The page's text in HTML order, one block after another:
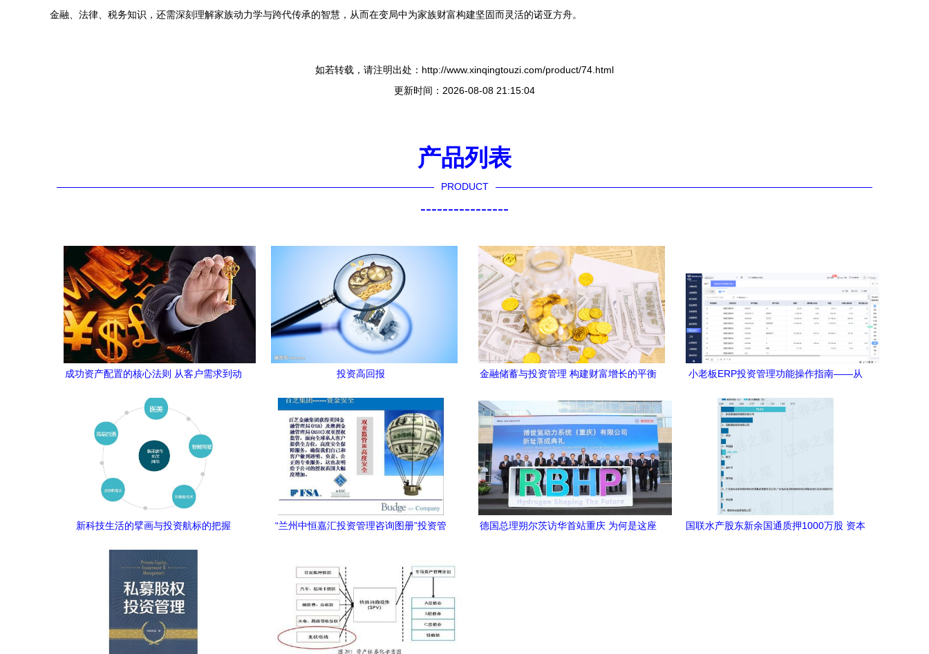
金融、法律、税务知识，还需深刻理解家族动力学与跨代传承的智慧，从而在变局中为家族财富构建坚固而灵活的诺亚方舟。
如若转载，请注明出处：http://www.xinqingtouzi.com/product/74.html
更新时间：2026-08-08 21:15:04
产品列表
PRODUCT
----------------
成功资产配置的核心法则 从客户需求到动
投资高回报
金融储蓄与投资管理 构建财富增长的平衡
小老板ERP投资管理功能操作指南——从
新科技生活的擘画与投资航标的把握
“兰州中恒嘉汇投资管理咨询图册”投资管
德国总理朔尔茨访华首站重庆 为何是这座
国联水产股东新余国通质押1000万股 资本